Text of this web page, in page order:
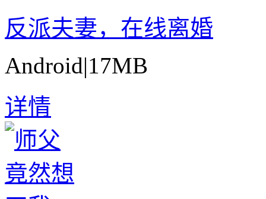
反派夫妻，在线离婚
Android|17MB
详情